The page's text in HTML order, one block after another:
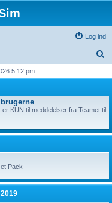
Log ind
5:12 pm
KUN til meddelelser fra Teamet til
Pack